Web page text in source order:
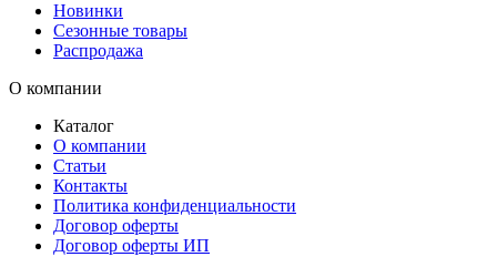
Новинки
Сезонные товары
Распродажа
О компании
Каталог
О компании
Статьи
Контакты
Политика конфиденциальности
Договор оферты
Договор оферты ИП